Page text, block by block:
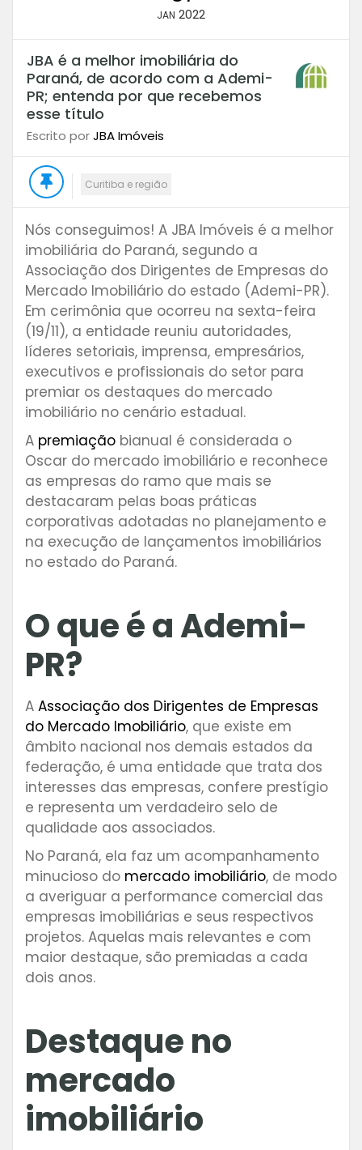
JAN 2022
JBA é a melhor imobiliária do
Paraná, de acordo com a Ademi-
PR; entenda por que recebemos
esse título
Escrito porJBA Imóveis
Curitiba e região
Nós conseguimos! A JBA Imóveis é a melhor
imobiliária do Paraná, segundo a
Associação dos Dirigentes de Empresas do
Mercado Imobiliário do estado (Ademi-PR).
Em cerimônia que ocorreu na sexta-feira
(19/11), a entidade reuniu autoridades,
líderes setoriais, imprensa, empresários,
executivos e profissionais do setor para
premiar os destaques do mercado
imobiliário no cenário estadual.
A premiação bianual é considerada o
Oscar do mercado imobiliário e reconhece
as empresas do ramo que mais se
destacaram pelas boas práticas
corporativas adotadas no planejamento e
na execução de lançamentos imobiliários
no estado do Paraná.
O que é a Ademi-
PR?
A Associação dos Dirigentes de Empresas
do Mercado Imobiliário, que existe em
âmbito nacional nos demais estados da
federação, é uma entidade que trata dos
interesses das empresas, confere prestígio
e representa um verdadeiro selo de
qualidade aos associados.
No Paraná, ela faz um acompanhamento
minucioso do mercado imobiliário, de modo
a averiguar a performance comercial das
empresas imobiliárias e seus respectivos
projetos. Aquelas mais relevantes e com
maior destaque, são premiadas a cada
dois anos.
Destaque no
mercado
imobiliário